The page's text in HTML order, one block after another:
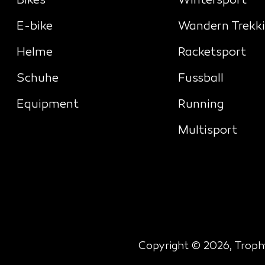
E-bike
Helme
Schuhe
Equipment
Wandern
Racketsport
Fussball
Running
Multisport
Copyright © 2026,